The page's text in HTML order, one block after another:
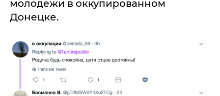
молодежи в оккупированном
Донецке.